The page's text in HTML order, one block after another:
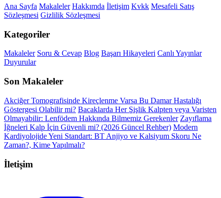
Ana Sayfa Makaleler Hakkımda İletişim Kvkk Mesafeli Satış
Sözleşmesi Gizlilik Sözleşmesi
Kategoriler
Makaleler Soru & Cevap Blog Başarı Hikayeleri Canlı Yayınlar
Duyurular
Son Makaleler
Akciğer Tomografisinde Kireçlenme Varsa Bu Damar Hastalığı
Göstergesi Olabilir mi? Bacaklarda Her Şişlik Kalpten veya Varisten
Olmayabilir: Lenfödem Hakkında Bilmemiz Gerekenler Zayıflama
İğneleri Kalp İçin Güvenli mi? (2026 Güncel Rehber) Modern
Kardiyolojide Yeni Standart: BT Anjiyo ve Kalsiyum Skoru Ne
Zaman?, Kime Yapılmalı?
İletişim